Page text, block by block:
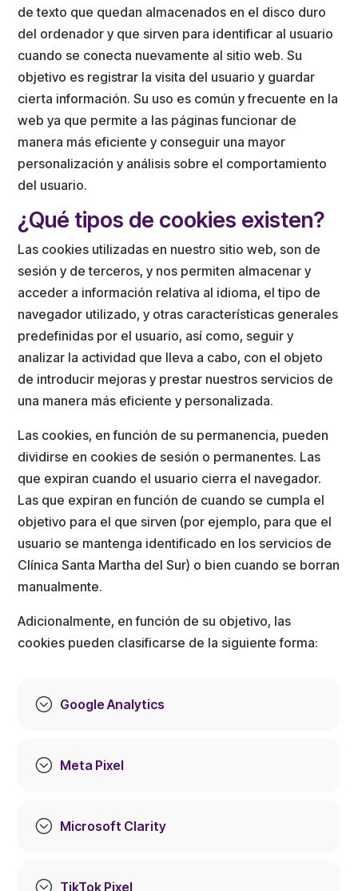
de texto que quedan almacenados en el disco duro
del ordenador y que sirven para identificar al usuario
cuando se conecta nuevamente al sitio web. Su
objetivo es registrar la visita del usuario y guardar
cierta información. Su uso es común y frecuente en la
web ya que permite a las páginas funcionar de
manera más eficiente y conseguir una mayor
personalización y análisis sobre el comportamiento
del usuario.
¿Qué tipos de cookies existen?
Las cookies utilizadas en nuestro sitio web, son de
sesión y de terceros, y nos permiten almacenar y
acceder a información relativa al idioma, el tipo de
navegador utilizado, y otras características generales
predefinidas por el usuario, así como, seguir y
analizar la actividad que lleva a cabo, con el objeto
de introducir mejoras y prestar nuestros servicios de
una manera más eficiente y personalizada.
Las cookies, en función de su permanencia, pueden
dividirse en cookies de sesión o permanentes. Las
que expiran cuando el usuario cierra el navegador.
Las que expiran en función de cuando se cumpla el
objetivo para el que sirven (por ejemplo, para que el
usuario se mantenga identificado en los servicios de
Clínica Santa Martha del Sur) o bien cuando se borran
manualmente.
Adicionalmente, en función de su objetivo, las
cookies pueden clasificarse de la siguiente forma:
; Google Analytics
; Meta Pixel
; Microsoft Clarity
; TikTok Pixel